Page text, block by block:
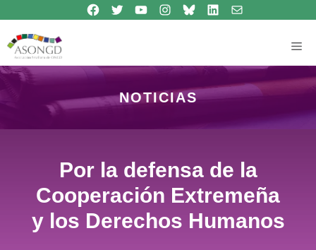
contenido
Síguenos en Facebook
Síguenos en TwitterSíguenos en Youtube
Síguenos en Instagram
Bluesky
Síguenos en Linkedincontacto
NOTICIAS
Por la defensa de la
Cooperación Extremeña
y los Derechos Humanos